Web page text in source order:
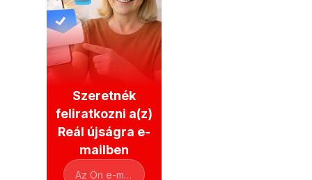
Szeretnék
feliratkozni a(z)
Reál újságra e-
mailben